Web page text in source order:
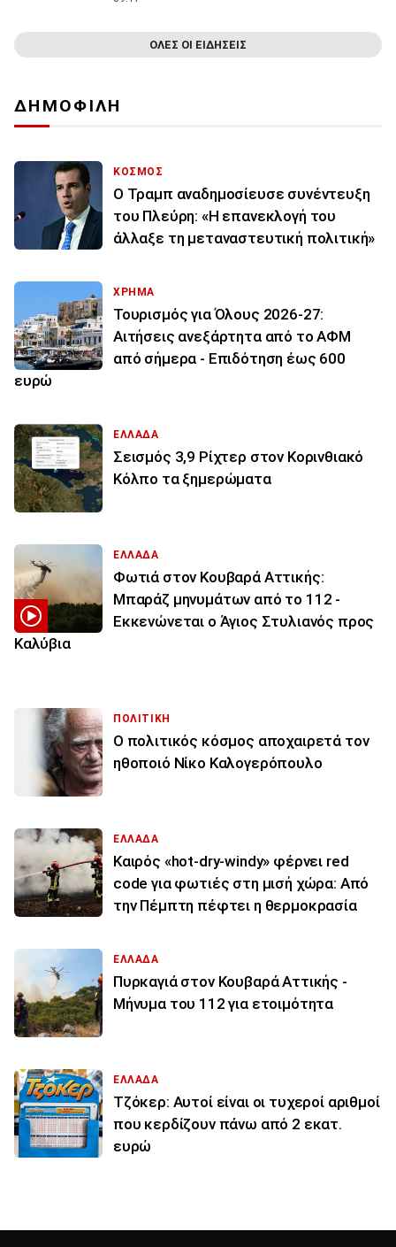
ΟΛΕΣ ΟΙ ΕΙΔΗΣΕΙΣ
ΔΗΜΟΦΙΛΗ
ΚΟΣΜΟΣ
Ο Τραμπ αναδημοσίευσε συνέντευξη
του Πλεύρη: «Η επανεκλογή του
άλλαξε τη μεταναστευτική πολιτική»
ΧΡΗΜΑ
Τουρισμός για Όλους 2026-27:
Αιτήσεις ανεξάρτητα από το ΑΦΜ
από σήμερα - Επιδότηση έως 600
ευρώ
ΕΛΛΑΔΑ
Σεισμός 3,9 Ρίχτερ στον Κορινθιακό
Κόλπο τα ξημερώματα
ΕΛΛΑΔΑ
Φωτιά στον Κουβαρά Αττικής:
Μπαράζ μηνυμάτων από το 112 -
Εκκενώνεται ο Άγιος Στυλιανός προς
Καλύβια
ΠΟΛΙΤΙΚΗ
Ο πολιτικός κόσμος αποχαιρετά τον
ηθοποιό Νίκο Καλογερόπουλο
ΕΛΛΑΔΑ
Καιρός «hot-dry-windy» φέρνει red
code για φωτιές στη μισή χώρα: Από
την Πέμπτη πέφτει η θερμοκρασία
ΕΛΛΑΔΑ
Πυρκαγιά στον Κουβαρά Αττικής -
Μήνυμα του 112 για ετοιμότητα
ΕΛΛΑΔΑ
Τζόκερ: Αυτοί είναι οι τυχεροί αριθμοί
που κερδίζουν πάνω από 2 εκατ.
ευρώ